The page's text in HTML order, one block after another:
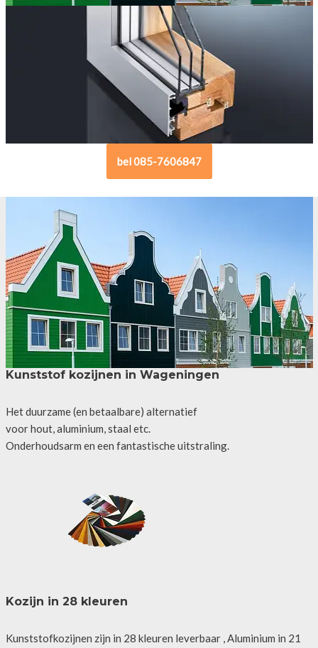
bel 085-7606847
Kunststof kozijnen in Wageningen
Het duurzame (en betaalbare) alternatief
voor hout, aluminium, staal etc.
Onderhoudsarm en een fantastische uitstraling.
Kozijn in 28 kleuren
Kunststofkozijnen zijn in 28 kleuren leverbaar , Aluminium in 21